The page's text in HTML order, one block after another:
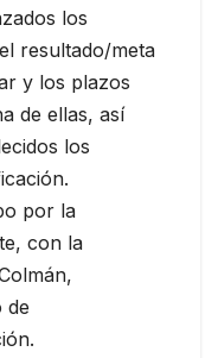
los
resultado/meta
y los plazos
de ellas, así
los
por la
con la
de